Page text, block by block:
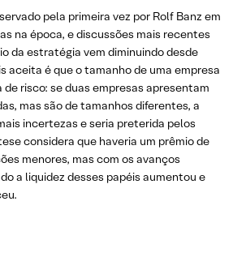
pela primeira vez por Rolf Banz em
na época, e discussões mais recentes
da estratégia vem diminuindo desde
aceita é que o tamanho de uma empresa
risco: se duas empresas apresentam
mas são de tamanhos diferentes, a
incertezas e seria preterida pelos
considera que haveria um prêmio de
menores, mas com os avanços
a liquidez desses papéis aumentou e